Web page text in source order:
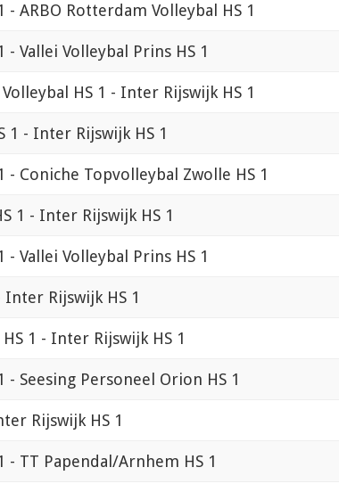
- ARBO Rotterdam Volleybal HS 1
- Vallei Volleybal Prins HS 1
HS 1 - Inter Rijswijk HS 1
1 - Inter Rijswijk HS 1
- Coniche Topvolleybal Zwolle HS 1
1 - Inter Rijswijk HS 1
- Vallei Volleybal Prins HS 1
Inter Rijswijk HS 1
1 - Inter Rijswijk HS 1
- Seesing Personeel Orion HS 1
Rijswijk HS 1
- TT Papendal/Arnhem HS 1